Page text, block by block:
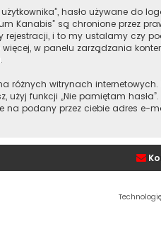
hasło używane do
Kanabis” są chronione przez
i to my ustalamy czy
w panelu zarządzania
różnych witrynach
użyj funkcji „Nie pamiętam
na podany przez ciebie adres e-